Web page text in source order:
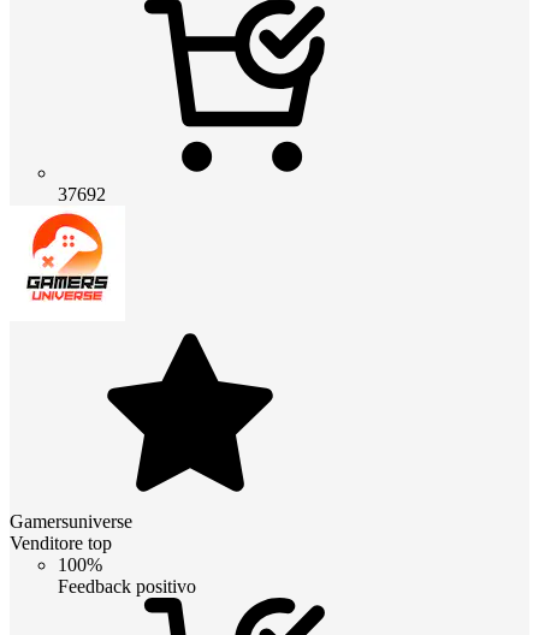
37692
Gamersuniverse
Venditore top
100%
Feedback positivo